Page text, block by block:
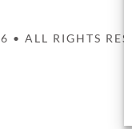
ALL RIGHTS